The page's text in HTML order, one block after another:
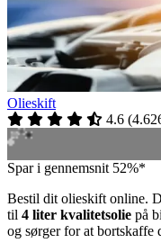
Olieskift
4.6 (
Spar i gennemsnit 52%*
Bestil dit olieskift online.
til 4 liter kvalitetsolie på
og sørger for at bortskaffe